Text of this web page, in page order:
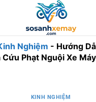
Nghiệm - Hướng
Cứu Phạt Nguội Xe
KINH NGHIỆM